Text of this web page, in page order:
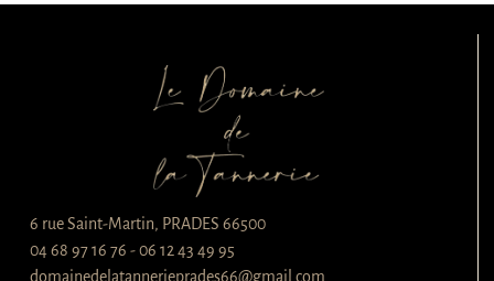
6 rue Saint-Martin, PRADES 66500
04 68 97 16 76 - 06 12 43 49 95
domainedelatannerieprades66@gmail.com